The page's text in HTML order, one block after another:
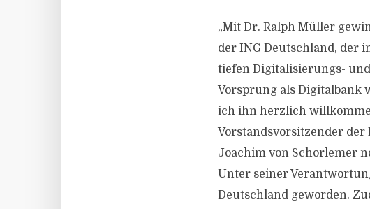
„Mit Dr. Ralph Müller
der ING Deutschland, der
tiefen Digitalisierungs-
Vorsprung als Digitalbank
ich ihn herzlich
Vorstandsvorsitzender der
Joachim von Schorlemer
Unter seiner
Deutschland geworden.